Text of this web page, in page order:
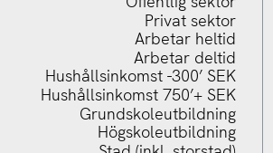
Hushållsinkomst 750’+ SEK
Högskoleutbildning
Grundskoleutbildning
Hushållsinkomst 750’+ SEK
Hushållsinkomst -300’ SEK
Arbetar deltid
Arbetar heltid
Privat sektor